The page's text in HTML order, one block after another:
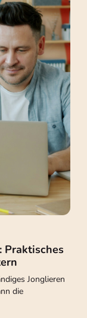
Praktisches
Jonglieren
die